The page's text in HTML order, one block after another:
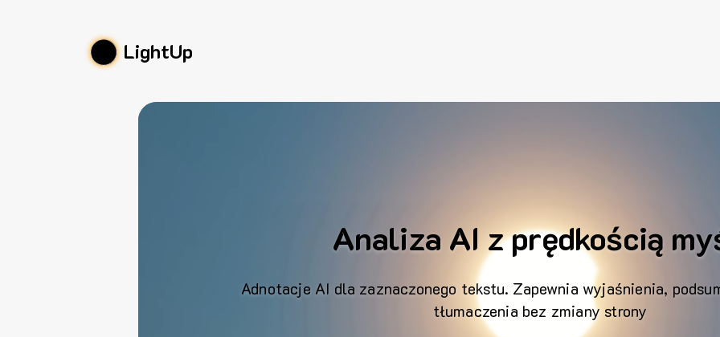
LightUp
Analiza AI z prędkością
Adnotacje AI dla zaznaczonego tekstu. Zapewnia wyjaśnienia,
tłumaczenia bez zmiany strony